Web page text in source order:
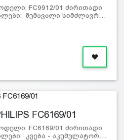
FC9912/01 ძირითადი
შემავალი სიმძლავრ…
FC6169/01
FC6169/01 ძირითადი
კვება - აკუმულატორ…